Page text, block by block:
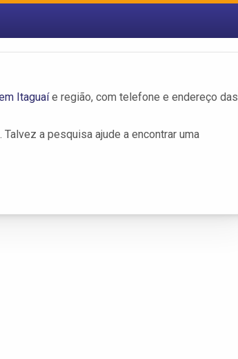
Itaguaíe região, com telefone e endereço das
a pesquisa ajude a encontrar uma